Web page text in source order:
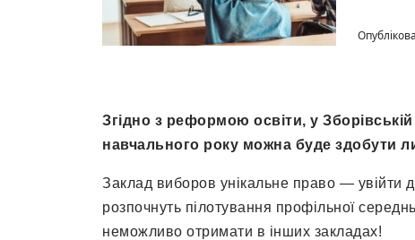
Згідно з реформою освіти, у
навчального року можна буде здобути
Заклад виборов унікальне право — увійти
розпочнуть пілотування профільної
неможливо отримати в інших закладах!